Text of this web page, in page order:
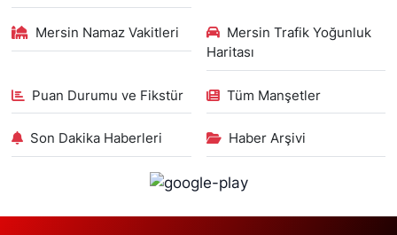
Mersin Namaz Vakitleri
Mersin Trafik Yoğunluk
Haritası
Puan Durumu ve Fikstür Tüm Manşetler
Son Dakika Haberleri Haber Arşivi